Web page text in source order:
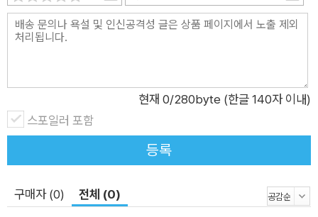
큰 위로가 되길.” _이병곤 (제천간디학교 교장, 《가르칠 수 없는
것을 가르치기》 저자) “지역사회와 아이들 개개인의 특성을 녹여
읽는 내내 심장을 쿵쿵 뛰게 했다. ‘좋은 교육’의 소명이 인간과
세계에 긍정적인 변화를 일으키는 것이라면, 교사는 우리에게 강
요되는 ‘객관적인 교수자, 평가자’라는 역할에서 적극적으로 벗어
나야 할 것이다. 이 책에서 만난, 우리와 어깨를 나란히 하고 선
“어디에나 있는” 특별한 선생님들의 이야기는 우리가 교육의 지
향을 직진으로 밀고 나갈 수 있는 기운이 된다.” _김영희 (국어 교
사, 전국국어교사모임 물꼬방 회원) 학교에 라디오 방송국을 세
현재 0/280byte (한글 140자 이내)
스포일러 포함
등록
구매자 (0) 전체 (0)